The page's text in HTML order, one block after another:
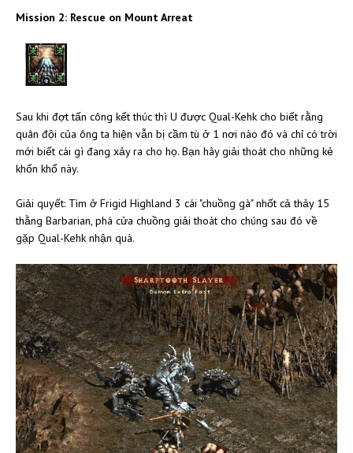
Mission 2: Rescue on Mount Arreat
Sau khi đợt tấn công kết thúc thì U được Qual-Kehk cho biết rằng
quân đội của ông ta hiện vẫn bị cầm tù ở 1 nơi nào đó và chỉ có trời
mới biết cái gì đang xảy ra cho họ. Bạn hãy giải thoát cho những kẻ
khốn khổ này.
Giải quyết: Tìm ở Frigid Highland 3 cái "chuồng gà" nhốt cả thảy 15
thằng Barbarian, phá cửa chuồng giải thoát cho chúng sau đó về
gặp Qual-Kehk nhận quà.